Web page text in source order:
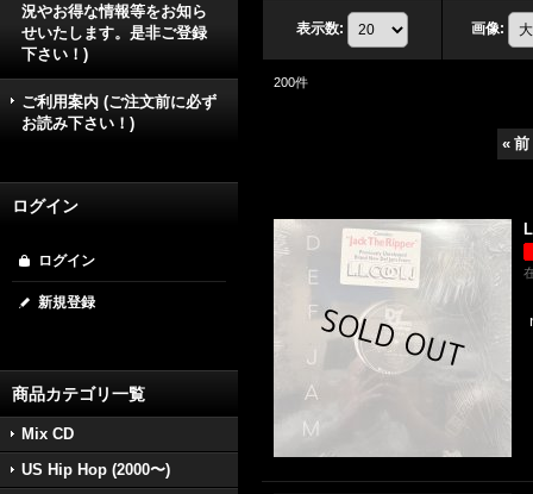
況やお得な情報等をお知ら
せいたします。是非ご登録
下さい！)
ご利用案内 (ご注文前に必ず
お読み下さい！)
ログイン
ログイン
新規登録
商品カテゴリ一覧
Mix CD
US Hip Hop (2000〜)
表示数: 画像:
200件
« 前